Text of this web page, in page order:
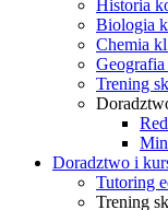
Historia
Biologia
Chemia
Trening
Doradztwo i
Tutoring
Trening